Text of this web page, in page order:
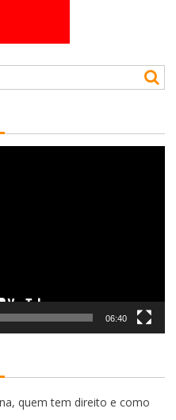
06:40
quem tem direito e como